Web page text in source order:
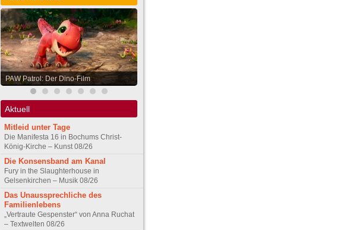
PAW Patrol: Der Dino-Film
Aktuell
Mitleid unter Tage
Die Manifesta 16 in Bochums Christ-
König-Kirche – Kunst 08/26
Die Konsensband am Kanal
Fury in the Slaughterhouse in
Gelsenkirchen – Musik 08/26
Das Unaussprechliche des
Familienlebens
„Vertraute Gespenster“ von Anna Ruchat
– Textwelten 08/26